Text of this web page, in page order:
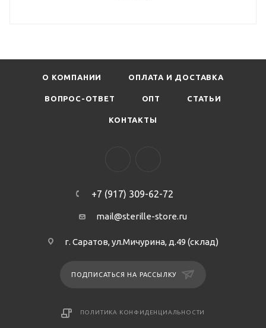
О КОМПАНИИ ОПЛАТА И ДОСТАВКА
ВОПРОС-ОТВЕТ ОПТ СТАТЬИ
КОНТАКТЫ
+7 (917) 309-62-72
mail@sterille-store.ru
г. Саратов, ул.Мичурина, д.49 (склад)
ПОДПИСАТЬСЯ НА РАССЫЛКУ
ПОЛИТИКА КОНФИДЕНЦИАЛЬНОСТИ